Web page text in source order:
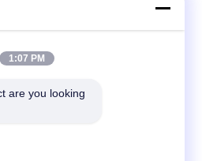
1:07 PM
are you looking